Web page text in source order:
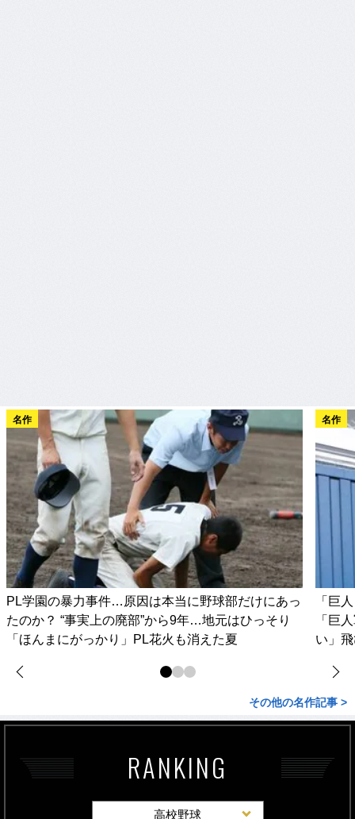
名作
PL学園の暴力事件…原因は本当に野球部だけにあっ
たのか？ “事実上の廃部”から9年…地元はひっそり
「ほんまにがっかり」PL花火も消えた夏
名作
「巨
「巨
い」
その他の名作記事 >
RANKING
高校野球